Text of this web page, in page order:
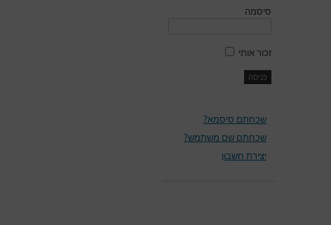
סיסמה
זכור אותי
שכחתם סיסמא?
שכחתם שם משתמש?
יצירת חשבון